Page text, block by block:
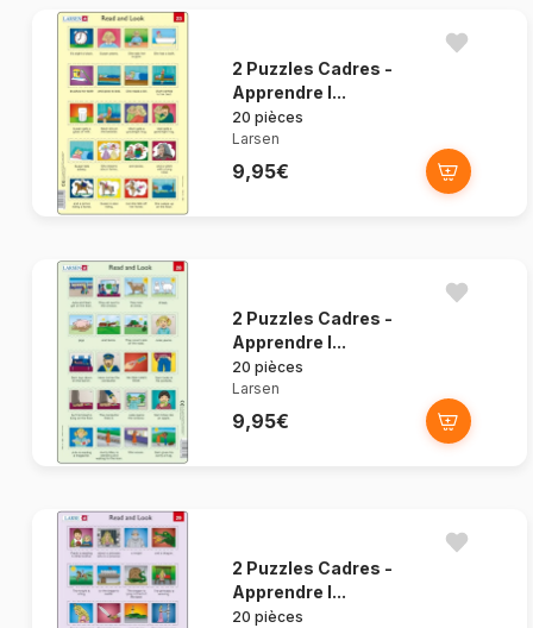
2 Puzzles Cadres -
Apprendre l...
20 pièces
Larsen
9,95€
2 Puzzles Cadres -
Apprendre l...
20 pièces
Larsen
9,95€
2 Puzzles Cadres -
Apprendre l...
20 pièces